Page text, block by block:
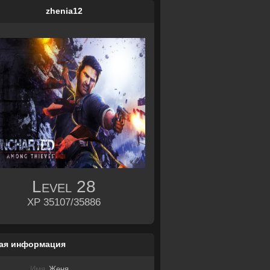
zhenia12
Level 28
XP 35107/35886
информация